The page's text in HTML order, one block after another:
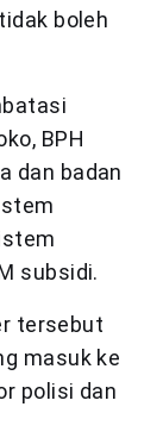
boleh
BPH
dan badan
subsidi.
tersebut
masuk ke
polisi dan